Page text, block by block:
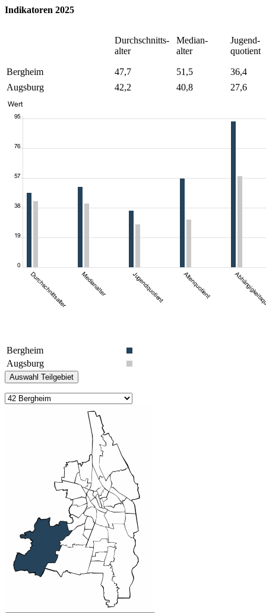
Indikatoren 2025
Durchschnitts-
alter
Median-
alter
Jugend-
quotient
Bergheim 47,7 51,5
36,4
Augsburg
42,2 40,8 27,6
Bergheim
Augsburg